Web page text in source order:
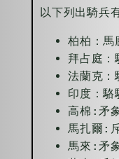
以下列出騎兵
柏柏：馬
拜占庭：
法蘭克：
印度：駱
高棉:矛
馬扎爾:
馬來:矛